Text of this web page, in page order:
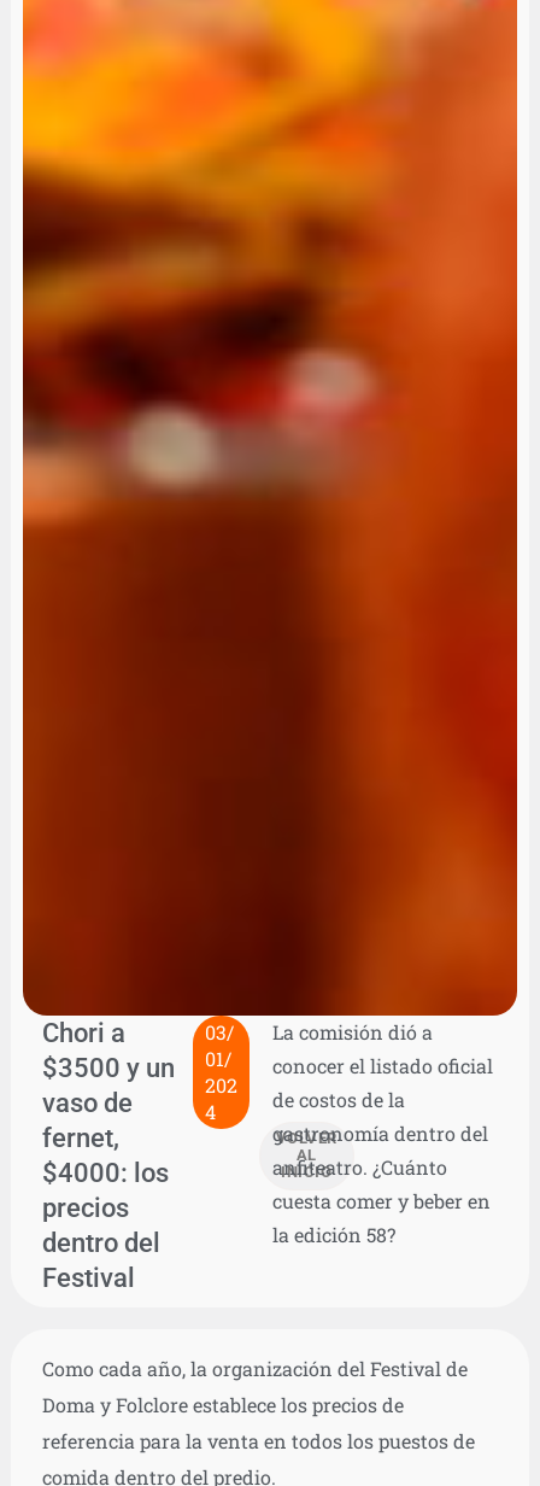
Chori a
$3500 y un
vaso de
fernet,
$4000: los
precios
dentro del
Festival
03/
01/
202
4
VOLVER
AL
INICIO
La comisión dió a
conocer el listado oficial
de costos de la
gastronomía dentro del
anfiteatro. ¿Cuánto
cuesta comer y beber en
la edición 58?
Como cada año, la organización del Festival de
Doma y Folclore establece los precios de
referencia para la venta en todos los puestos de
comida dentro del predio.